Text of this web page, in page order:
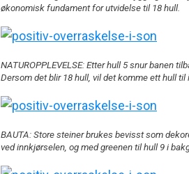
økonomisk fundament for utvidelse til 18 hull.
NATUROPPLEVELSE: Etter hull 5 snur banen
Dersom det blir 18 hull, vil det komme ett hull til
BAUTA: Store steiner brukes bevisst som
ved innkjørselen, og med greenen til hull 9 i